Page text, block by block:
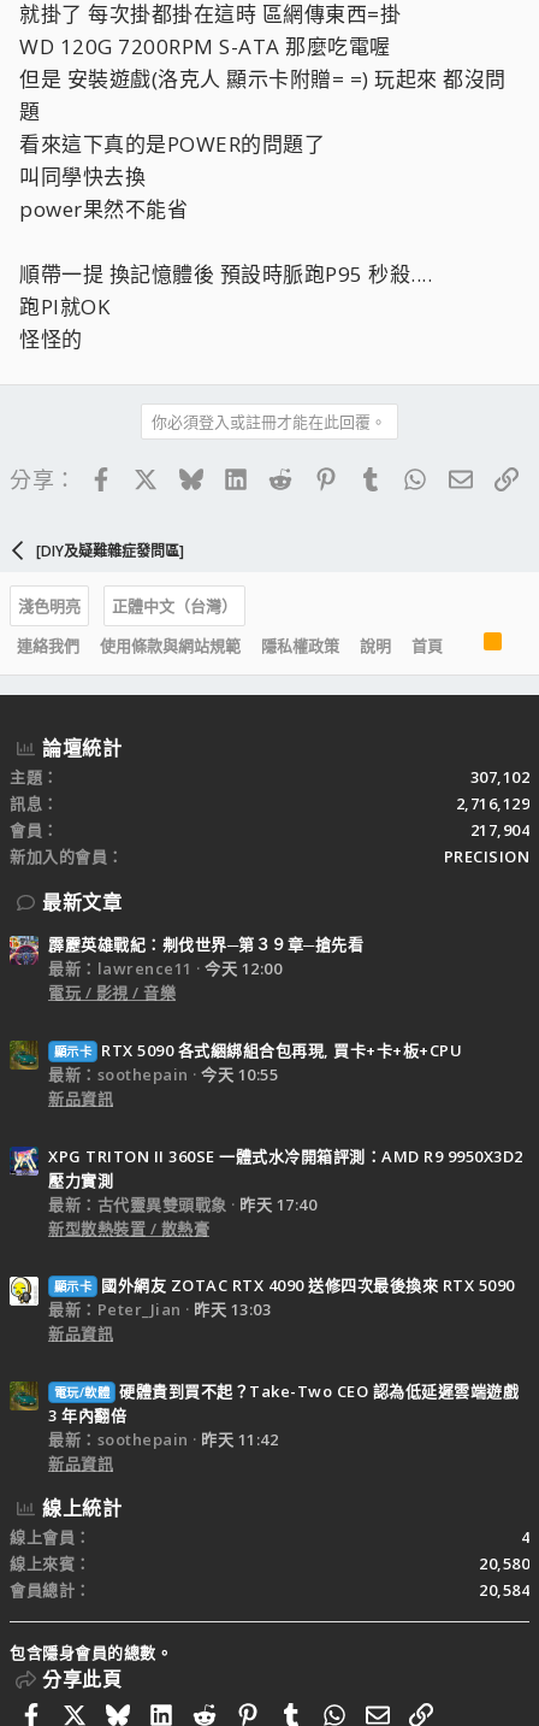
就掛了 每次掛都掛在這時 區網傳東西=掛
WD 120G 7200RPM S-ATA 那麼吃電喔
但是 安裝遊戲(洛克人 顯示卡附贈= =) 玩起來 都沒問
題
看來這下真的是POWER的問題了
叫同學快去換
power果然不能省
順帶一提 換記憶體後 預設時脈跑P95 秒殺....
跑PI就OK
怪怪的
你必須登入或註冊才能在此回覆。
分享： FacebookBlueskyLinkedIn
Reddit PinterestTumblrWhatsApp
電子
[DIY及疑難雜症發問區]
淺色明亮
正體中文（台灣）
連絡我們
使用條款與網站規範 隱私權政策 說明 首頁
R
S
S
論壇統計
主題
307,102
訊息
2,716,129
會員
217,904
新加入的會員
PRECISION
最新文章
霹靂英雄戰紀：刜伐世界─第３９章─搶先看
最新：lawrence11
今天 12:00
電玩 / 影視 / 音樂
顯示卡
RTX 5090 各式綑綁組合包再現, 買卡+卡+板+CPU
最新：soothepain
今天 10:55
新品資訊
XPG TRITON II 360SE 一體式水冷開箱評測：AMD R9 9950X3D2
壓力實測
最新：古代靈異雙頭戰象
昨天 17:40
新型散熱裝置 / 散熱膏
顯示卡
國外網友 ZOTAC RTX 4090 送修四次最後換來 RTX 5090
最新：Peter_Jian
昨天 13:03
新品資訊
電玩/軟體 硬體貴到買不起？Take-Two CEO 認為低延遲雲端遊戲
3 年內翻倍
最新：soothepain
昨天 11:42
新品資訊
線上統計
線上會員
4
線上來賓
20,580
會員總計
20,584
包含隱身會員的總數。
分享此頁
FacebookBlueskyLinkedIn
RedditPinterestTumblrWhatsApp
電子郵件
連結